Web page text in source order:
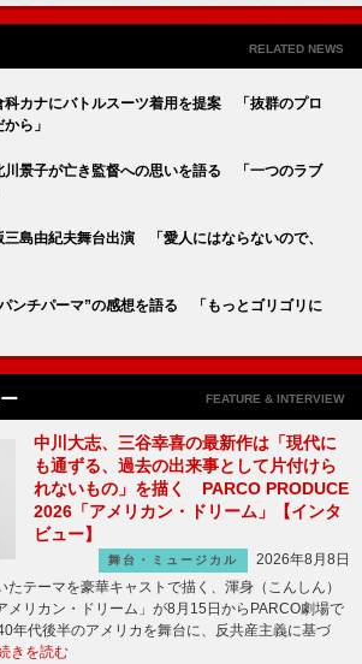
RELATED NEWS
科カナにバトルスーツ着用を提案 「抜群のプロ
ら」
川景子が亡き監督への思いを語る 「一つのラブ
三島由紀夫舞台出演 「愛人にはならないので、
ンチパーマ”の感想を語る 「もっとゴリゴリに
FEATURE & INTERVIEW
中川大志、三谷幸喜の最新作は「現代に
も通ずる、過去の出来事として片付けら
れないもの」を描く PARCO PRODUCE
2026「アメリカン・ドリーム」【インタ
ビュー】
舞台・ミュージカル
2026年8月8日
テーマを豪華キャストで描く、渾身（こんしん）
メリカン・ドリーム」が8月15日からPARCO劇場で
年代後半のアメリカを舞台に、反共産主義に基づ
きを読む